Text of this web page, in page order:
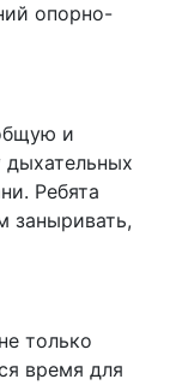
опорно-
и
дыхательных
Ребята
заныривать,
только
время для